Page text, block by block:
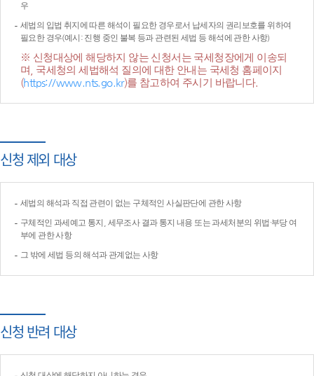
우
세법의 입법 취지에 따른 해석이 필요한 경우로서 납세자의 권리보호를 위하여
필요한 경우(예시: 진행 중인 불복 등과 관련된 세법 등 해석에 관한 사항)
※ 신청대상에 해당하지 않는 신청서는 국세청장에게 이송되
며, 국세청의 세법해석 질의에 대한 안내는 국세청 홈페이지
(https://www.nts.go.kr)를 참고하여 주시기 바랍니다.
신청 제외 대상
세법의 해석과 직접 관련이 없는 구체적인 사실판단에 관한 사항
구체적인 과세예고 통지, 세무조사 결과 통지 내용 또는 과세처분의 위법·부당 여
부에 관한 사항
그 밖에 세법 등의 해석과 관계없는 사항
신청 반려 대상